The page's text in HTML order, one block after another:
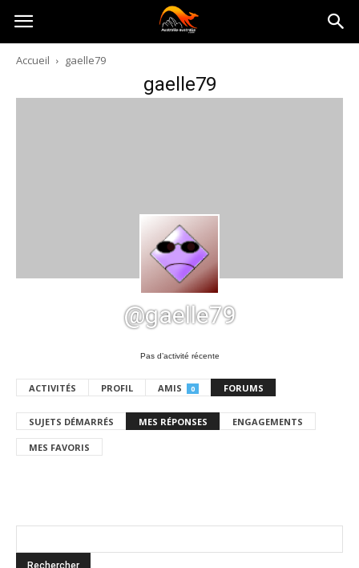
Australia-
australie.com
Accueil gaelle79
gaelle79
@gaelle79
Pas d’activité récente
ACTIVITÉS PROFIL AMIS 0 FORUMS
SUJETS DÉMARRÉS MES RÉPONSES ENGAGEMENTS
MES FAVORIS